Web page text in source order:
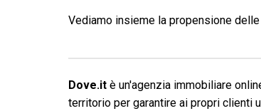
Vediamo insieme la propensione
Dove.it è un'agenzia immobiliare
territorio per garantire ai propri clienti